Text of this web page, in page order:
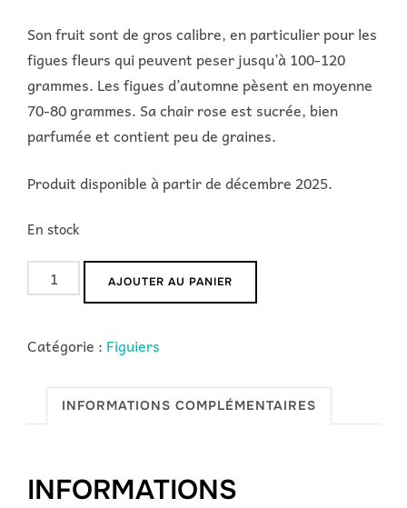
Son fruit sont de gros calibre, en particulier pour les
figues fleurs qui peuvent peser jusqu’à 100-120
grammes. Les figues d’automne pèsent en moyenne
70-80 grammes. Sa chair rose est sucrée, bien
parfumée et contient peu de graines.
Produit disponible à partir de décembre 2025.
En stock
quantité
de
AJOUTER AU PANIER
Catégorie : Figuiers
INFORMATIONS COMPLÉMENTAIRES
INFORMATIONS